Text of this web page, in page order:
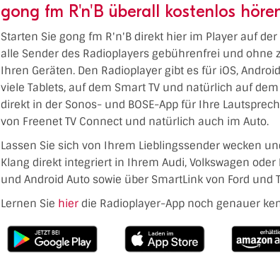
gong fm R'n'B überall kostenlos
Starten Sie gong fm R'n'B direkt hier im Player auf
alle Sender des Radioplayers gebührenfrei und ohne
Ihren Geräten. Den Radioplayer gibt es für iOS,
viele Tablets, auf dem Smart TV und natürlich auf
direkt in der Sonos- und BOSE-App für Ihre
von Freenet TV Connect und natürlich auch im Auto.
Lassen Sie sich von Ihrem Lieblingssender wecken
Klang direkt integriert in Ihrem Audi, Volkswagen oder
und Android Auto sowie über SmartLink von Ford und
Lernen Sie hier die Radioplayer-App noch genauer